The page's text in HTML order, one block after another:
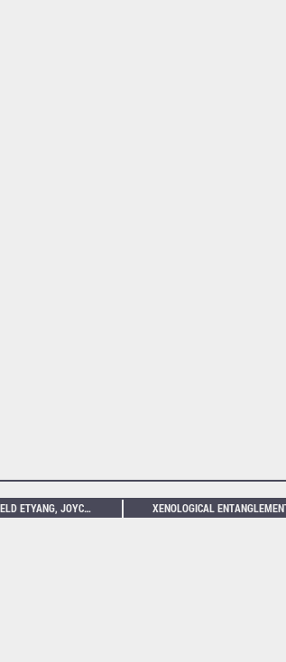
(EDITED BY) JOHANNES HOSSFELD ETYANG, JOYCE NYAIRO, FLORIAN SIEVERS – TEN CITIES, CLUBBING IN NAIROBI, CAIRO, KYIV, JOHANNESBURG, BERLIN, NAPLES, LUANDA, LAGOS, BRISTOL, LISBON, 1960–MARCH 2020